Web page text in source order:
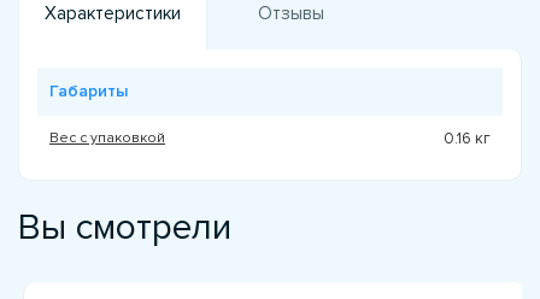
Характеристики Отзывы
Габариты
Вес с упаковкой 0.16 кг
Вы смотрели